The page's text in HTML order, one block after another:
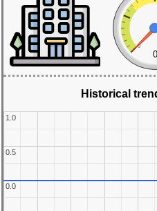
0
0
Historical
0.0
0.0
0.5
0.5
1.0
1.0